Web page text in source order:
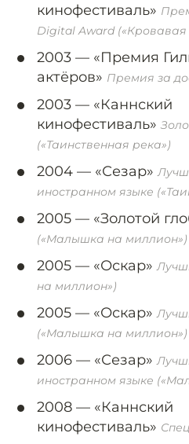
кинофестиваль»
Digital Award («Кровавая
2003 — «Премия
актёров» Премия за
2003 — «Каннский
кинофестиваль»
(«Таинственная река»)
2004 — «Сезар»
иностранном языке
2005 — «Золотой
(«Малышка на миллион»)
2005 — «Оскар»
на миллион»)
2005 — «Оскар»
(«Малышка на миллион»)
2006 — «Сезар»
иностранном языке
2008 — «Каннский
кинофестиваль»